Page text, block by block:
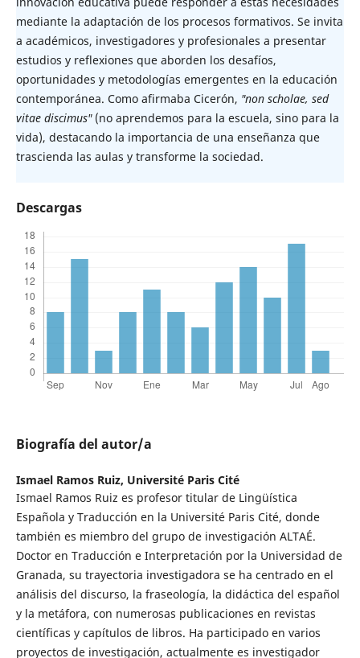
mediante la adaptación de los procesos formativos. Se invita
a académicos, investigadores y profesionales a presentar
estudios y reflexiones que aborden los desafíos,
oportunidades y metodologías emergentes en la educación
contemporánea. Como afirmaba Cicerón, "non scholae, sed
vitae discimus"(no aprendemos para la escuela, sino para la
vida), destacando la importancia de una enseñanza que
trascienda las aulas y transforme la sociedad.
Descargas
Biografía del autor/a
Ismael Ramos Ruiz, Université Paris Cité
Ismael Ramos Ruiz es profesor titular de Lingüística
Española y Traducción en la Université Paris Cité, donde
también es miembro del grupo de investigación ALTAÉ.
Doctor en Traducción e Interpretación por la Universidad de
Granada, su trayectoria investigadora se ha centrado en el
análisis del discurso, la fraseología, la didáctica del español
y la metáfora, con numerosas publicaciones en revistas
científicas y capítulos de libros. Ha participado en varios
proyectos de investigación, actualmente es investigador